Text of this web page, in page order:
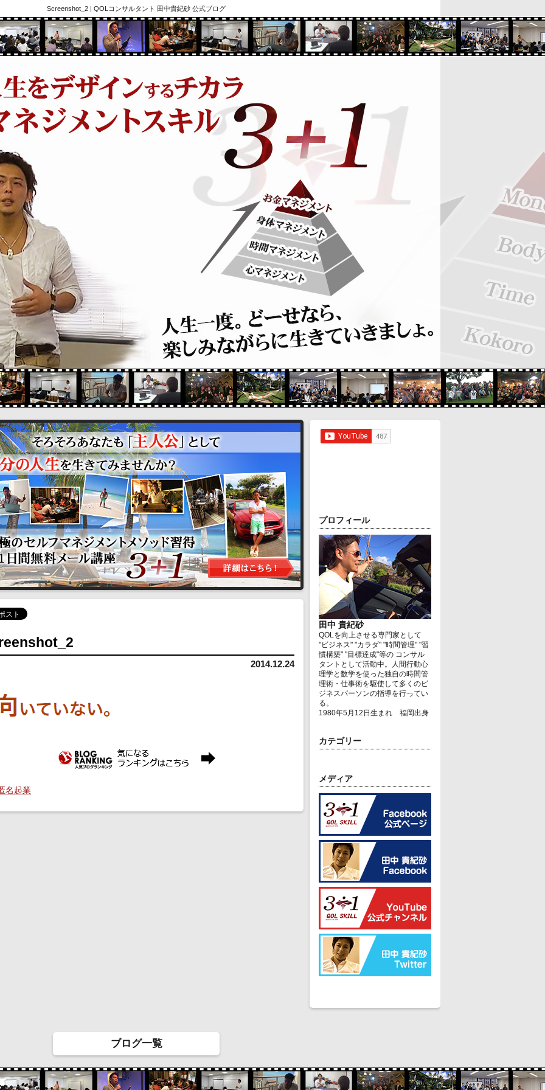
Screenshot_2 | QOLコンサルタント 田中貴紀砂 公式ブログ
2014.12.24
名起業
プロフィール
田中 貴紀砂
QOLを向上させる専門家として
"ビジネス" "カラダ" "時間管理" "習
慣構築" "目標達成"等の コンサル
タントとして活動中。人間行動心
理学と数学を使った独自の時間管
理術・仕事術を駆使して多くのビ
ジネスパーソンの指導を行ってい
る。
1980年5月12日生まれ 福岡出身
カテゴリー
メディア
ブログ一覧